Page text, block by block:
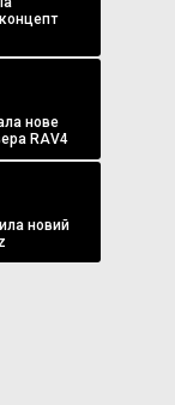
нове
RAV4
новий